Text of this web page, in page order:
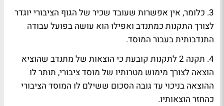
3. כלומר, אין אפשרות שעובד שכיר של הגוף הציבורי יוגדר
לצורך התקנות כמתנדב ואפילו הוא עושה בפועל עבודה
התנדבותית בעבור המוסד.
4. תקנה 2 לתקנות קובעת כי הוצאות של מתנדב שהוציא
הוצאה לצורך מימוש מטרותיו של מוסד ציבורי, תותר לו
ההוצאה בניכוי עד גובה הסכום ששילם לו המוסד הציבורי
כהחזר הוצאותיו.